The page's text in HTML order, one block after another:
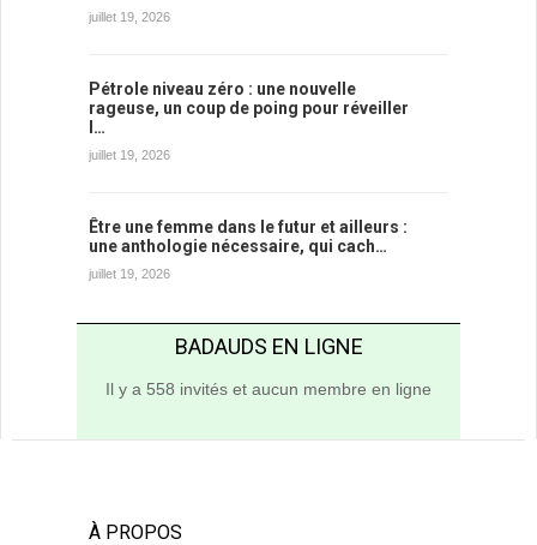
juillet 19, 2026
Pétrole niveau zéro : une nouvelle
rageuse, un coup de poing pour réveiller
l…
juillet 19, 2026
Être une femme dans le futur et ailleurs :
une anthologie nécessaire, qui cach…
juillet 19, 2026
BADAUDS EN LIGNE
Il y a 558 invités et aucun membre en ligne
À PROPOS